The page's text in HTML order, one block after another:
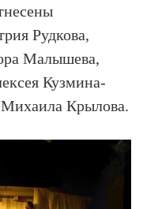
Рудкова,
Малышева,
Кузмина-
Крылова.